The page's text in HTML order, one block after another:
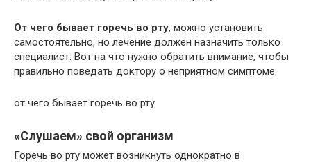
От чего бывает горечь во рту, можно установить
самостоятельно, но лечение должен назначить только
специалист. Вот на что нужно обратить внимание, чтобы
правильно поведать доктору о неприятном симптоме.
от чего бывает горечь во рту
«Слушаем» свой организм
Горечь во рту может возникнуть однократно в